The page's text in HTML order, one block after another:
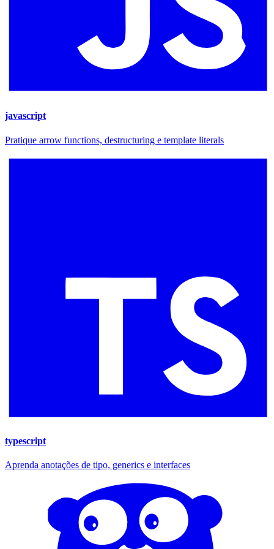
javascript
Pratique arrow functions, destructuring e template literals
typescript
Aprenda anotações de tipo, generics e interfaces